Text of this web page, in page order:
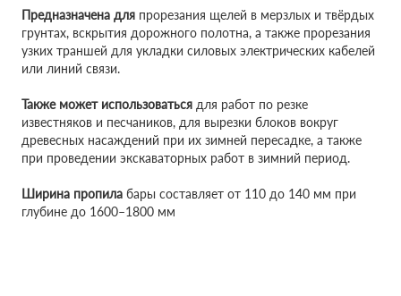
Предназначена для прорезания щелей в мерзлых и твёрдых
грунтах, вскрытия дорожного полотна, а также прорезания
узких траншей для укладки силовых электрических кабелей
или линий связи.
Также может использоваться для работ по резке
известняков и песчаников, для вырезки блоков вокруг
древесных насаждений при их зимней пересадке, а также
при проведении экскаваторных работ в зимний период.
Ширина пропила бары составляет от 110 до 140 мм при
глубине до 1600–1800 мм